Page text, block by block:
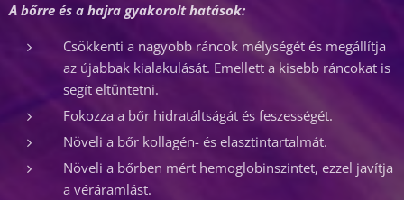
A bőrre és a hajra gyakorolt hatások:
Csökkenti a nagyobb ráncok mélységét és megállítja
az újabbak kialakulását. Emellett a kisebb ráncokat is
segít eltüntetni.
Fokozza a bőr hidratáltságát és feszességét.
Növeli a bőr kollagén- és elasztintartalmát.
Növeli a bőrben mért hemoglobinszintet, ezzel javítja
a véráramlást.